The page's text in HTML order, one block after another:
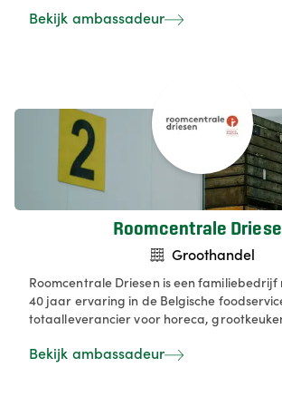
foodservice en andere B2B-klanten. We
Bekijk ambassadeur
Roomcentrale
Groothandel
Roomcentrale Driesen is een
40 jaar ervaring in de Belgische
totaalleverancier voor horeca,
droge, verse en diepvriesproducten, met
Bekijk ambassadeur